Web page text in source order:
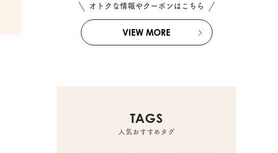
オトクな情報やクーポンはこちら
VIEW MORE
TAGS
人気おすすめタグ